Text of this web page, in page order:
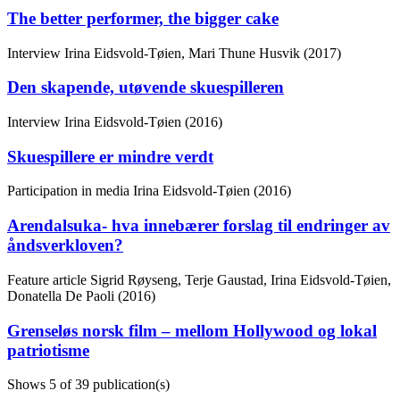
The better performer, the bigger cake
Interview Irina Eidsvold-Tøien, Mari Thune Husvik (2017)
Den skapende, utøvende skuespilleren
Interview Irina Eidsvold-Tøien (2016)
Skuespillere er mindre verdt
Participation in media Irina Eidsvold-Tøien (2016)
Arendalsuka- hva innebærer forslag til endringer av
åndsverkloven?
Feature article Sigrid Røyseng, Terje Gaustad, Irina Eidsvold-Tøien,
Donatella De Paoli (2016)
Grenseløs norsk film – mellom Hollywood og lokal
patriotisme
Shows 5 of 39 publication(s)